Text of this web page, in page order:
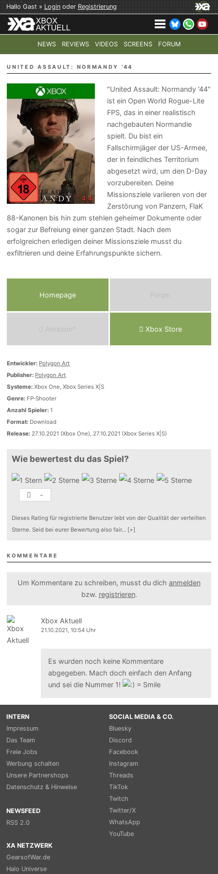
Hallo Gast »LoginoderRegistrierung
NEWS REVIEWS VIDEOS SCREENS FORUM
TOP-THEMEN: COD: MODERN WARFARE 4 HALO:
UNITED ASSAULT: NORMANDY '44
"United Assault: Normandy '44"
ist ein Open World Rogue-Lite
FPS, das in einer realistisch
nachgebauten Normandie
spielt. Du bist ein
Fallschirmjäger der US-Armee,
der in feindliches Territorium
abgesetzt wird, um den D-Day
vorzubereiten. Deine
Missionsziele variieren von der
Zerstörung von Panzern, FlaK
88-Kanonen bis hin zum stehlen geheimer Dokumente oder
sogar zur Befreiung einer ganzen Stadt. Nach dem
erfolgreichen erledigen deiner Missionsziele musst du
exfiltrieren und deine Erfahrungspunkte sichern.
Homepage Forum
Amazon* Xbox Store
Entwickler: Polygon Art
Publisher: Polygon Art
Systeme: Xbox One, Xbox Series X|S
Genre: FP-Shooter
Anzahl Spieler: 1
Format: Download
Release: 27.10.2021 (Xbox One), 27.10.2021 (Xbox Series X|S)
Wie bewertest du das Spiel?
-
Dieses Rating für registrierte Benutzer lebt von der Qualität der verteilten
Sterne. Seid bei eurer Bewertung also fair... [+]
KOMMENTARE
Um Kommentare zu schreiben, musst du dich anmelden
bzw. registrieren.
Xbox Aktuell
21.10.2021, 10:54 Uhr
Es wurden noch keine Kommentare
abgegeben. Mach doch einfach den Anfang
und sei die Nummer 1!
INTERN
Impressum
Das Team
Freie Jobs
Werbung schalten
Unsere Partnershops
Datenschutz & Hinweise
NEWSFEED
RSS 2.0
SOCIAL MEDIA & CO.
Bluesky
Discord
Facebook
Instagram
Threads
TikTok
Twitch
Twitter/X
WhatsApp
YouTube
XA NETZWERK
GearsofWar.de
Halo Universe